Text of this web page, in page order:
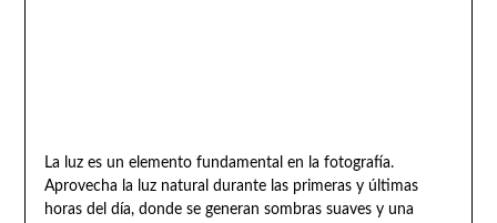
La luz es un elemento fundamental en la fotografía.
Aprovecha la luz natural durante las primeras y últimas
horas del día, donde se generan sombras suaves y una